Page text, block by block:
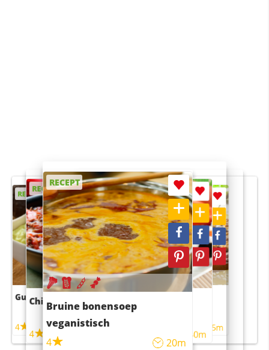
RECEPT
Guacamole
4
RECEPT
Chili con carne
4
RECEPT
Bruine bonensoep
veganistisch
4
20m
RECEPT
Sushi rijstsalade
maaltijdsalade
40m
RECEPT
4 55m